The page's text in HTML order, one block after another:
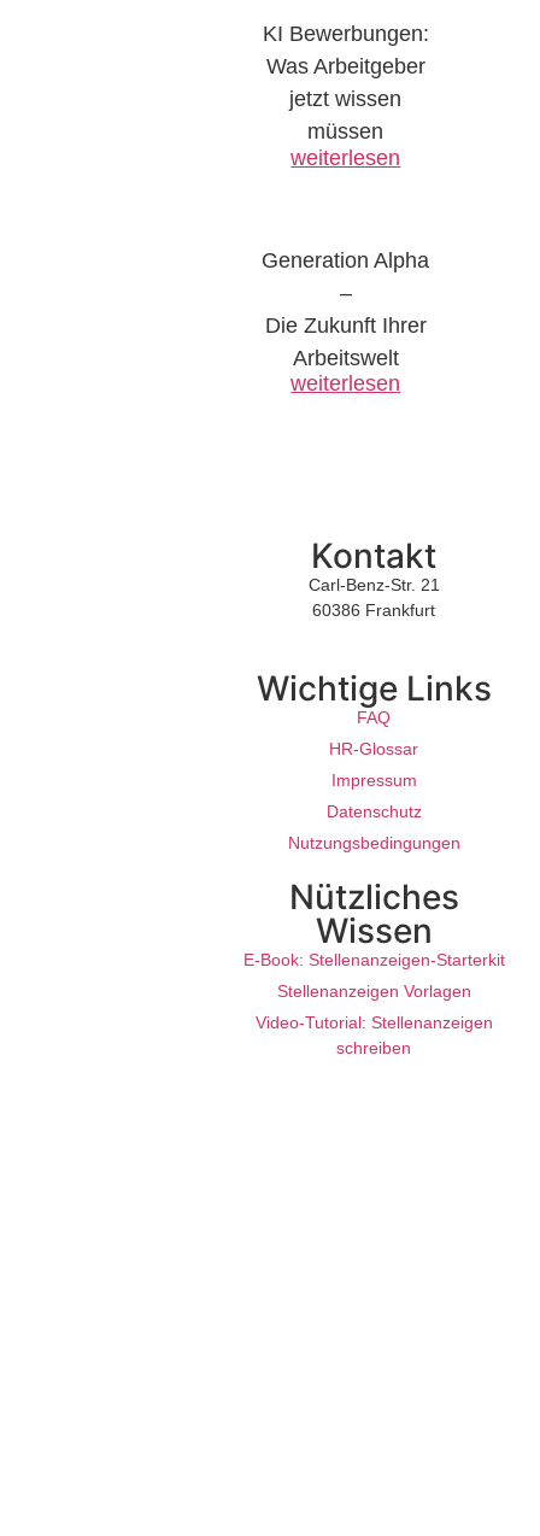
KI Bewerbungen:
Was Arbeitgeber
jetzt wissen
müssen
weiterlesen
Generation Alpha
–
Die Zukunft Ihrer
Arbeitswelt
weiterlesen
Kontakt
Carl-Benz-Str. 21
60386 Frankfurt
Wichtige Links
FAQ
HR-Glossar
Impressum
Datenschutz
Nutzungsbedingungen
Nützliches
Wissen
E-Book: Stellenanzeigen-Starterkit
Stellenanzeigen Vorlagen
Video-Tutorial: Stellenanzeigen
schreiben